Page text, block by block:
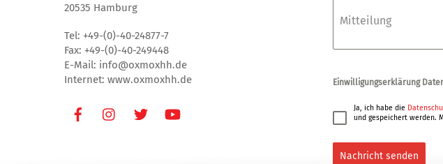
20535 Hamburg
Tel: +49-(0)-40-24877-7
Fax: +49-(0)-40-249448
E-Mail: info@oxmoxhh.de
Internet: www.oxmoxhh.de
FacebookInstagramTwitter
Mitteilung
Einwilligungserklärung
Ja, ich habe die
und gespeichert werden.
Nachricht senden